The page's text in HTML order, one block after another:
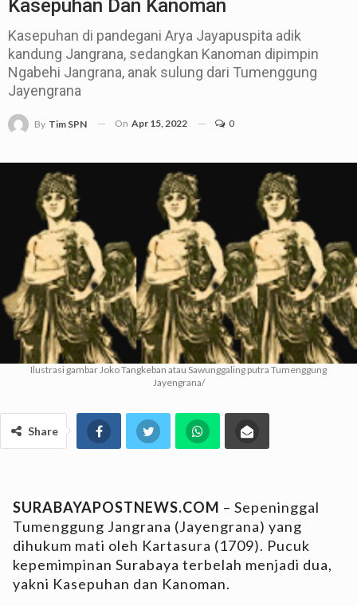
Kasepuhan Dan Kanoman
Kasepuhan di pandegani Arya Jayapuspita adik
kandung Jangrana, sedangkan Kanoman dipimpin
Ngabehi Jangrana, anak sulung dari Tumenggung
Jayengrana
By Tim SPN On Apr 15, 2022 0
Ilustrasi gambar Joko Tangkeban atau Sawunggaling putra Tumenggung
Jayengrana/
Share
SURABAYAPOSTNEWS.COM – Sepeninggal
Tumenggung Jangrana (Jayengrana) yang
dihukum mati oleh Kartasura (1709). Pucuk
kepemimpinan Surabaya terbelah menjadi dua,
yakni Kasepuhan dan Kanoman.